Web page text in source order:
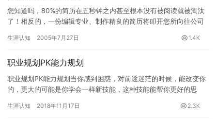
您知道吗，80%的简历在五秒钟之内甚至根本没有被阅读就被淘汰
了！相反的，一份编辑专业、制作精良的简历将叩开您所向往公司
招…
生涯认知 2005年7月27日 1.4K
职业规划PK能力规划
职业规划PK能力规划当你感到困惑，对前途迷茫的时候，能改变你
的，更大的可能是你学会一样新技能，这种技能能帮你更好的思
比你拥…
生涯认知 2018年11月17日 2.3K